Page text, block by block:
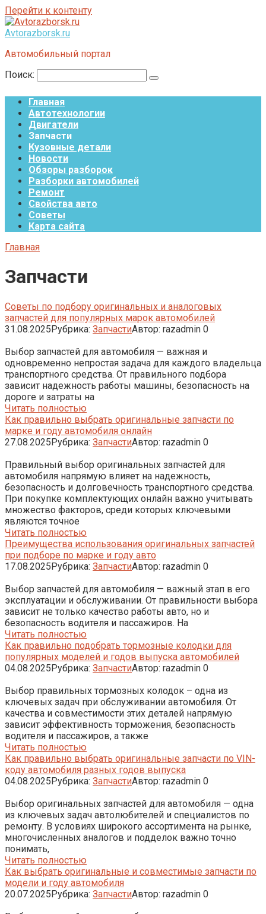
Перейти к контенту
Avtorazborsk.ru
Автомобильный портал
Поиск:
Главная
Автотехнологии
Двигатели
Запчасти
Кузовные детали
Новости
Обзоры разборок
Разборки автомобилей
Ремонт
Свойства авто
Советы
Карта сайта
Главная
Запчасти
Советы по подбору оригинальных и аналоговых
запчастей для популярных марок автомобилей
31.08.2025Рубрика: ЗапчастиАвтор: razadmin 0
Выбор запчастей для автомобиля — важная и
одновременно непростая задача для каждого владельца
транспортного средства. От правильного подбора
зависит надежность работы машины, безопасность на
дороге и затраты на
Читать полностью
Как правильно выбрать оригинальные запчасти по
марке и году автомобиля онлайн
27.08.2025Рубрика: ЗапчастиАвтор: razadmin 0
Правильный выбор оригинальных запчастей для
автомобиля напрямую влияет на надежность,
безопасность и долговечность транспортного средства.
При покупке комплектующих онлайн важно учитывать
множество факторов, среди которых ключевыми
являются точное
Читать полностью
Преимущества использования оригинальных запчастей
при подборе по марке и году авто
17.08.2025Рубрика: ЗапчастиАвтор: razadmin 0
Выбор запчастей для автомобиля — важный этап в его
эксплуатации и обслуживании. От правильности выбора
зависит не только качество работы авто, но и
безопасность водителя и пассажиров. На
Читать полностью
Как правильно подобрать тормозные колодки для
популярных моделей и годов выпуска автомобилей
04.08.2025Рубрика: ЗапчастиАвтор: razadmin 0
Выбор правильных тормозных колодок – одна из
ключевых задач при обслуживании автомобиля. От
качества и совместимости этих деталей напрямую
зависит эффективность торможения, безопасность
водителя и пассажиров, а также
Читать полностью
Как правильно выбрать оригинальные запчасти по VIN-
коду автомобиля разных годов выпуска
04.08.2025Рубрика: ЗапчастиАвтор: razadmin 0
Выбор оригинальных запчастей для автомобиля — одна
из ключевых задач автолюбителей и специалистов по
ремонту. В условиях широкого ассортимента на рынке,
многочисленных аналогов и подделок важно точно
понимать,
Читать полностью
Как выбрать оригинальные и совместимые запчасти по
модели и году автомобиля
20.07.2025Рубрика: ЗапчастиАвтор: razadmin 0